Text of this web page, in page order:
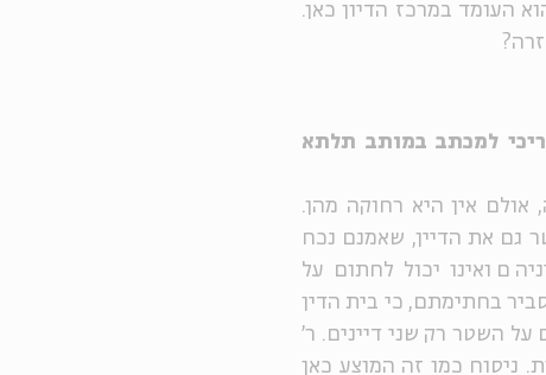
העומד במרכז הדיון כאן.
למכתב במותב תלתא
אין היא רחוקה מהן.
גם את הדיין, שאמנם נכח
ואינו יכול לחתום על
בחתימתם, כי בית הדין
השטר רק שני דיינים. ר'
ניסוח כמו זה המוצע כאן